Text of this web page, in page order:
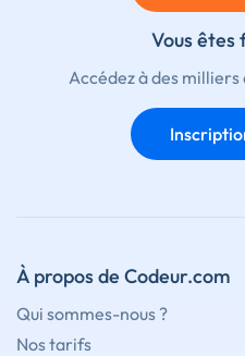
Vous êtes
Accédez à des
À propos de Codeur.com
Qui sommes-nous ?
Nos tarifs